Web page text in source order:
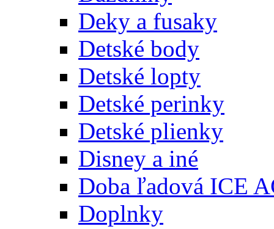
Deky a fusaky
Detské body
Detské lopty
Detské perinky
Detské plienky
Disney a iné
Doba ľadová ICE
Doplnky